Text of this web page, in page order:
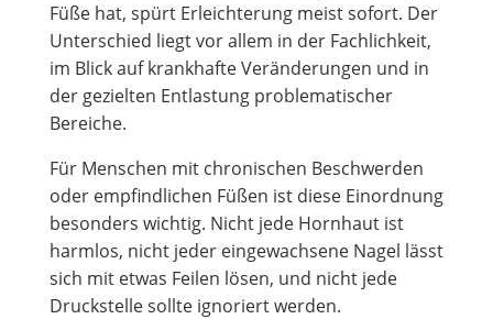
Füße hat, spürt Erleichterung meist sofort. Der
Unterschied liegt vor allem in der Fachlichkeit,
im Blick auf krankhafte Veränderungen und in
der gezielten Entlastung problematischer
Bereiche.
Für Menschen mit chronischen Beschwerden
oder empfindlichen Füßen ist diese Einordnung
besonders wichtig. Nicht jede Hornhaut ist
harmlos, nicht jeder eingewachsene Nagel lässt
sich mit etwas Feilen lösen, und nicht jede
Druckstelle sollte ignoriert werden.